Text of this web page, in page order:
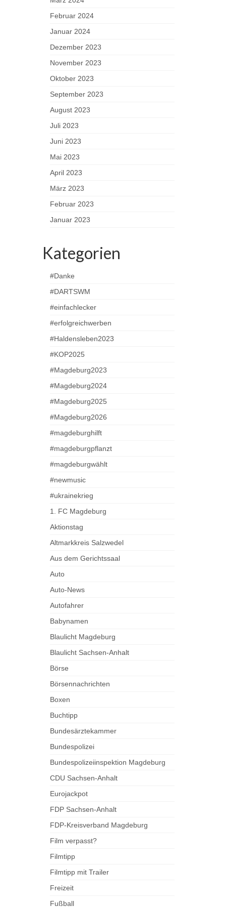
Februar 2024
Januar 2024
Dezember 2023
November 2023
Oktober 2023
September 2023
August 2023
Juli 2023
Juni 2023
Mai 2023
April 2023
März 2023
Februar 2023
Januar 2023
Kategorien
#Danke
#DARTSWM
#einfachlecker
#erfolgreichwerben
#Haldensleben2023
#KOP2025
#Magdeburg2023
#Magdeburg2024
#Magdeburg2025
#Magdeburg2026
#magdeburghilft
#magdeburgpflanzt
#magdeburgwählt
#newmusic
#ukrainekrieg
1. FC Magdeburg
Aktionstag
Altmarkkreis Salzwedel
Aus dem Gerichtssaal
Auto
Auto-News
Autofahrer
Babynamen
Blaulicht Magdeburg
Blaulicht Sachsen-Anhalt
Börse
Börsennachrichten
Boxen
Buchtipp
Bundesärztekammer
Bundespolizei
Bundespolizeiinspektion Magdeburg
CDU Sachsen-Anhalt
Eurojackpot
FDP Sachsen-Anhalt
FDP-Kreisverband Magdeburg
Film verpasst?
Filmtipp
Filmtipp mit Trailer
Freizeit
Fußball